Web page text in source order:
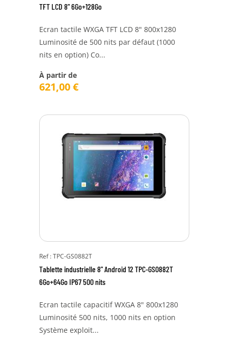
TFT LCD 8" 6Go+128Go
Ecran tactile WXGA TFT LCD 8" 800x1280
Luminosité de 500 nits par défaut (1000
nits en option) Co...
À partir de
621,00€
Ref : TPC-GS0882T
Tablette industrielle 8" Android 12 TPC-GS0882T
6Go+64Go IP67 500 nits
Ecran tactile capacitif WXGA 8" 800x1280
Luminosité 500 nits, 1000 nits en option
Système exploit...